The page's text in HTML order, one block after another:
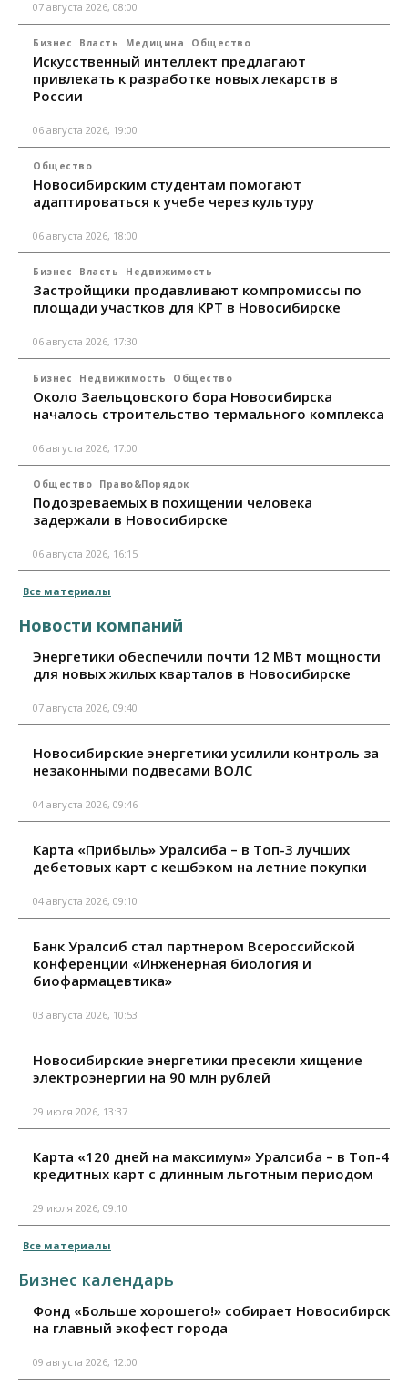
07 августа 2026, 08:00
Бизнес Власть Медицина Общество
Искусственный интеллект предлагают
привлекать к разработке новых лекарств в
России
06 августа 2026, 19:00
Общество
Новосибирским студентам помогают
адаптироваться к учебе через культуру
06 августа 2026, 18:00
Бизнес Власть Недвижимость
Застройщики продавливают компромиссы по
площади участков для КРТ в Новосибирске
06 августа 2026, 17:30
Бизнес Недвижимость Общество
Около Заельцовского бора Новосибирска
началось строительство термального комплекса
06 августа 2026, 17:00
Общество Право&Порядок
Подозреваемых в похищении человека
задержали в Новосибирске
06 августа 2026, 16:15
Все материалы
Новости компаний
Энергетики обеспечили почти 12 МВт мощности
для новых жилых кварталов в Новосибирске
07 августа 2026, 09:40
Новосибирские энергетики усилили контроль за
незаконными подвесами ВОЛС
04 августа 2026, 09:46
Карта «Прибыль» Уралсиба – в Топ-3 лучших
дебетовых карт с кешбэком на летние покупки
04 августа 2026, 09:10
Банк Уралсиб стал партнером Всероссийской
конференции «Инженерная биология и
биофармацевтика»
03 августа 2026, 10:53
Новосибирские энергетики пресекли хищение
электроэнергии на 90 млн рублей
29 июля 2026, 13:37
Карта «120 дней на максимум» Уралсиба – в Топ-4
кредитных карт с длинным льготным периодом
29 июля 2026, 09:10
Все материалы
Бизнес календарь
Фонд «Больше хорошего!» собирает Новосибирск
на главный экофест города
09 августа 2026, 12:00